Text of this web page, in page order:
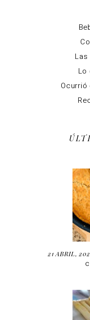
Las
Lo
Ocurrió
21 ABRIL,